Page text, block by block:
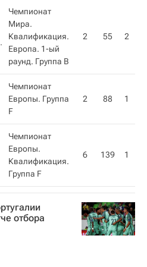
Чемпионат
Мира.
Квалификация.
Европа. 1-ый
раунд. Группа B
2 55 2
Чемпионат
Европы. Группа
F
2 88 1
Чемпионат
Европы.
Квалификация.
Группа F
6 139 1
отбора